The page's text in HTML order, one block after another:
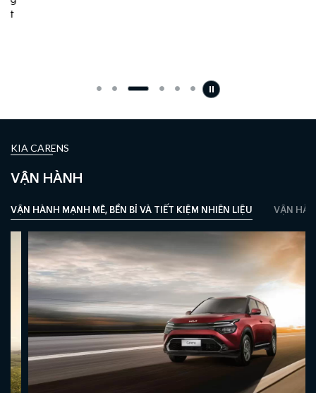
KIA CARENS
VẬN HÀNH
VẬN HÀNH MẠNH MẼ, BỀN BỈ VÀ TIẾT KIỆM NHIÊN LIỆU VẬN